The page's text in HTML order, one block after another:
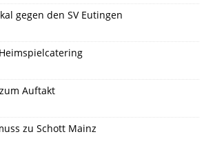
gegen den SV Eutingen
Auftakt
zu Schott Mainz